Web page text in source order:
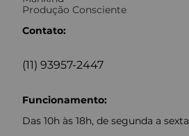
Produção Consciente
Contato:
(11) 93957-2447
Funcionamento:
Das 10h às 18h, de segunda a sexta